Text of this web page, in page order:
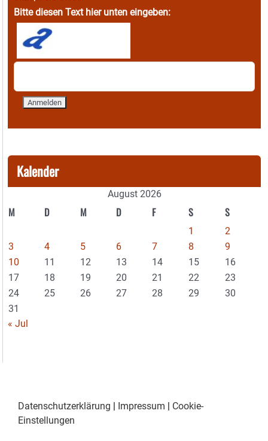
Bitte diesen Text hier unten eingeben:
Kalender
August 2026
M D M D F S S
1
2
3
4 5 6 7 8
9
10
11 12 13 14 15
16
17
18 19 20 21 22
23
24
25 26 27 28 29
30
31
« Jul
Datenschutzerklärung | Impressum | Cookie-
Einstellungen